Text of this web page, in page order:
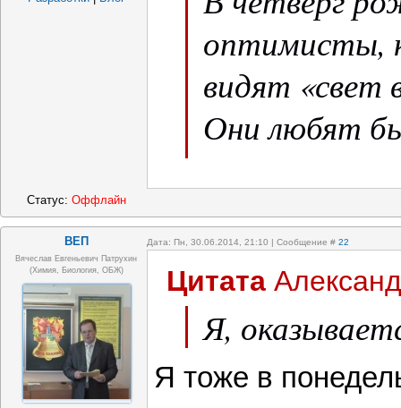
оптимисты,
видят «свет
Они любят
Статус: Оффлайн
ВЕП Дата: Пн, 30.06.2014, 21:10 | Сообщение # 22
Вячеслав Евгеньевич Патрухин
(Химия, Биология, ОБЖ)
Цитата
Я,
Я тоже в